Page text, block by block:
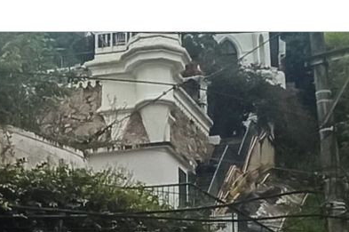
Patrimônio Histórico Patrimônio Natural
Cariri Serra Branca IHGSB
Arqueologia Galante Festa Junina